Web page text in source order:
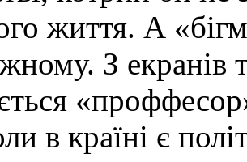
життя. А
З екранів
в країні є